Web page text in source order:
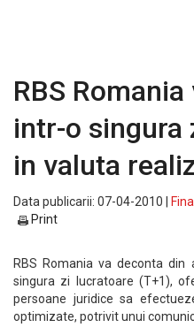
RBS
intr-o singura
in valuta
Data publicarii: 07-04-2010 |
Print
RBS Romania va deconta
singura zi lucratoare (T+1),
persoane juridice sa
optimizate, potrivit unui